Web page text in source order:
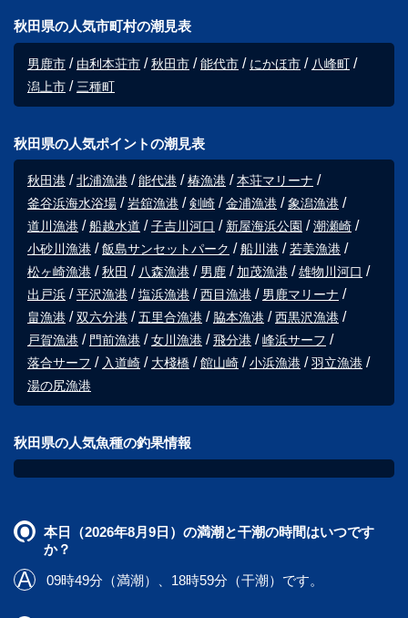
秋田県の人気市町村の潮見表
男鹿市 由利本荘市 秋田市 能代市 にかほ市
八峰町
潟上市
三種町
秋田県の人気ポイントの潮見表
秋田港 北浦漁港 能代港 椿漁港
本荘マリーナ
釜谷浜海水浴場
岩舘漁港 剣崎 金浦漁港
象潟漁港
道川漁港
船越水道 子吉川河口 新屋海浜公園
潮瀬崎
小砂川漁港
飯島サンセットパーク 船川港
若美漁港
松ヶ崎漁港
秋田 八森漁港 男鹿 加茂漁港
雄物川河口
出戸浜
平沢漁港 塩浜漁港 西目漁港
男鹿マリーナ
畠漁港
双六分港 五里合漁港 脇本漁港
西黒沢漁港
戸賀漁港
門前漁港 女川漁港 飛分港
峰浜サーフ
落合サーフ
入道崎 大棧橋 館山崎 小浜漁港
羽立漁港
湯の尻漁港
秋田県の人気魚種の釣果情報
本日（2026年8月9日）の満潮と干潮の時間はいつです
か？
09時49分（満潮）、18時59分（干潮）です。